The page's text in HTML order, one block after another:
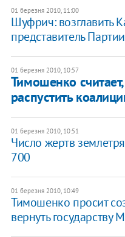
01 березня 2010, 11:00
Шуфрич: возглавить
представитель
01 березня 2010, 10:57
Тимошенко
распустить
01 березня 2010, 10:51
Число жертв
700
01 березня 2010, 10:49
Тимошенко просит
вернуть государству